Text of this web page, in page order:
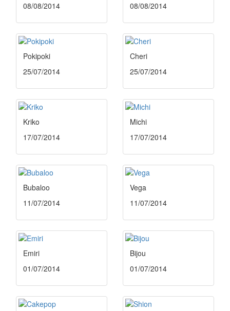
08/08/2014
08/08/2014
Pokipoki
25/07/2014
Cheri
25/07/2014
Kriko
17/07/2014
Michi
17/07/2014
Bubaloo
11/07/2014
Vega
11/07/2014
Emiri
01/07/2014
Bijou
01/07/2014